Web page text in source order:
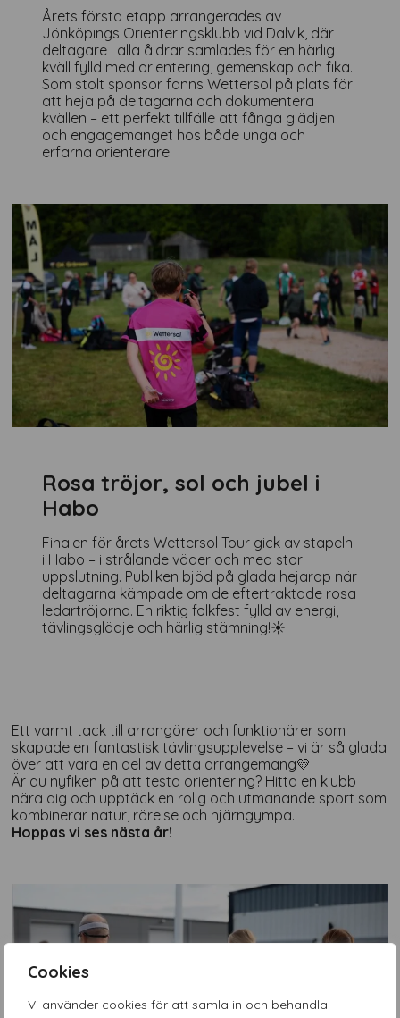
Cookies
Vi använder cookies för att samla in och behandla
Årets första etapp arrangerades av
Jönköpings Orienteringsklubb vid Dalvik, där
deltagare i alla åldrar samlades för en härlig
kväll fylld med orientering, gemenskap och fika.
Som stolt sponsor fanns Wettersol på plats för
att heja på deltagarna och dokumentera
kvällen – ett perfekt tillfälle att fånga glädjen
och engagemanget hos både unga och
erfarna orienterare.
Rosa tröjor, sol och jubel i
Habo
Finalen för årets Wettersol Tour gick av stapeln
i Habo – i strålande väder och med stor
uppslutning. Publiken bjöd på glada hejarop när
deltagarna kämpade om de eftertraktade rosa
ledartröjorna. En riktig folkfest fylld av energi,
tävlingsglädje och härlig stämning!☀️
Ett varmt tack till arrangörer och funktionärer som
skapade en fantastisk tävlingsupplevelse – vi är så glada
över att vara en del av detta arrangemang💛
Är du nyfiken på att testa orientering? Hitta en klubb
nära dig och upptäck en rolig och utmanande sport som
kombinerar natur, rörelse och hjärngympa.
Hoppas vi ses nästa år!